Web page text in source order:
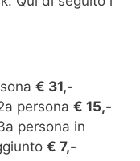
€ 31,-
persona € 15,-
persona in
€ 7,-